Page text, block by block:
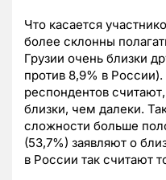
Что касается
более склонны
Грузии очень близки
против 8,9% в
респондентов
близки, чем далеки.
сложности больше
(53,7%) заявляют о
в России так считают